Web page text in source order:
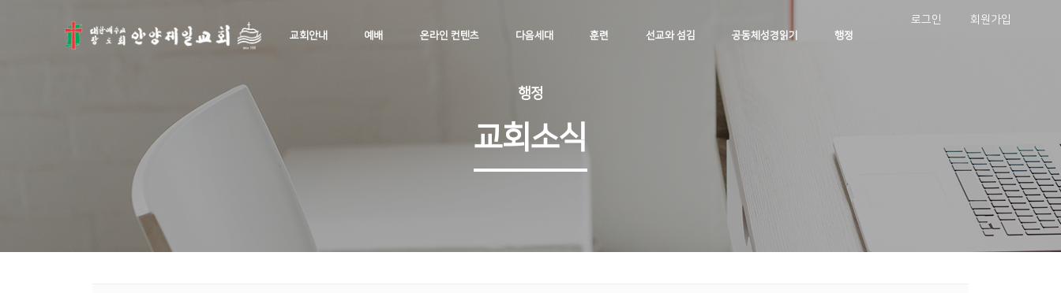
교회안내 예배 온라인 컨텐츠 다음세대 훈련 선교와 섬김 공동체성경읽기 행정
로그인 회원가입
행정
교회소식